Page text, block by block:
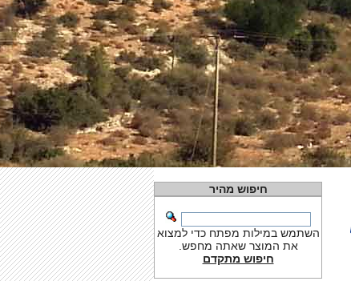
חיפוש מהיר
השתמש במילות מפתח כדי למצוא
את המוצר שאתה מחפש.
חיפוש מתקדם